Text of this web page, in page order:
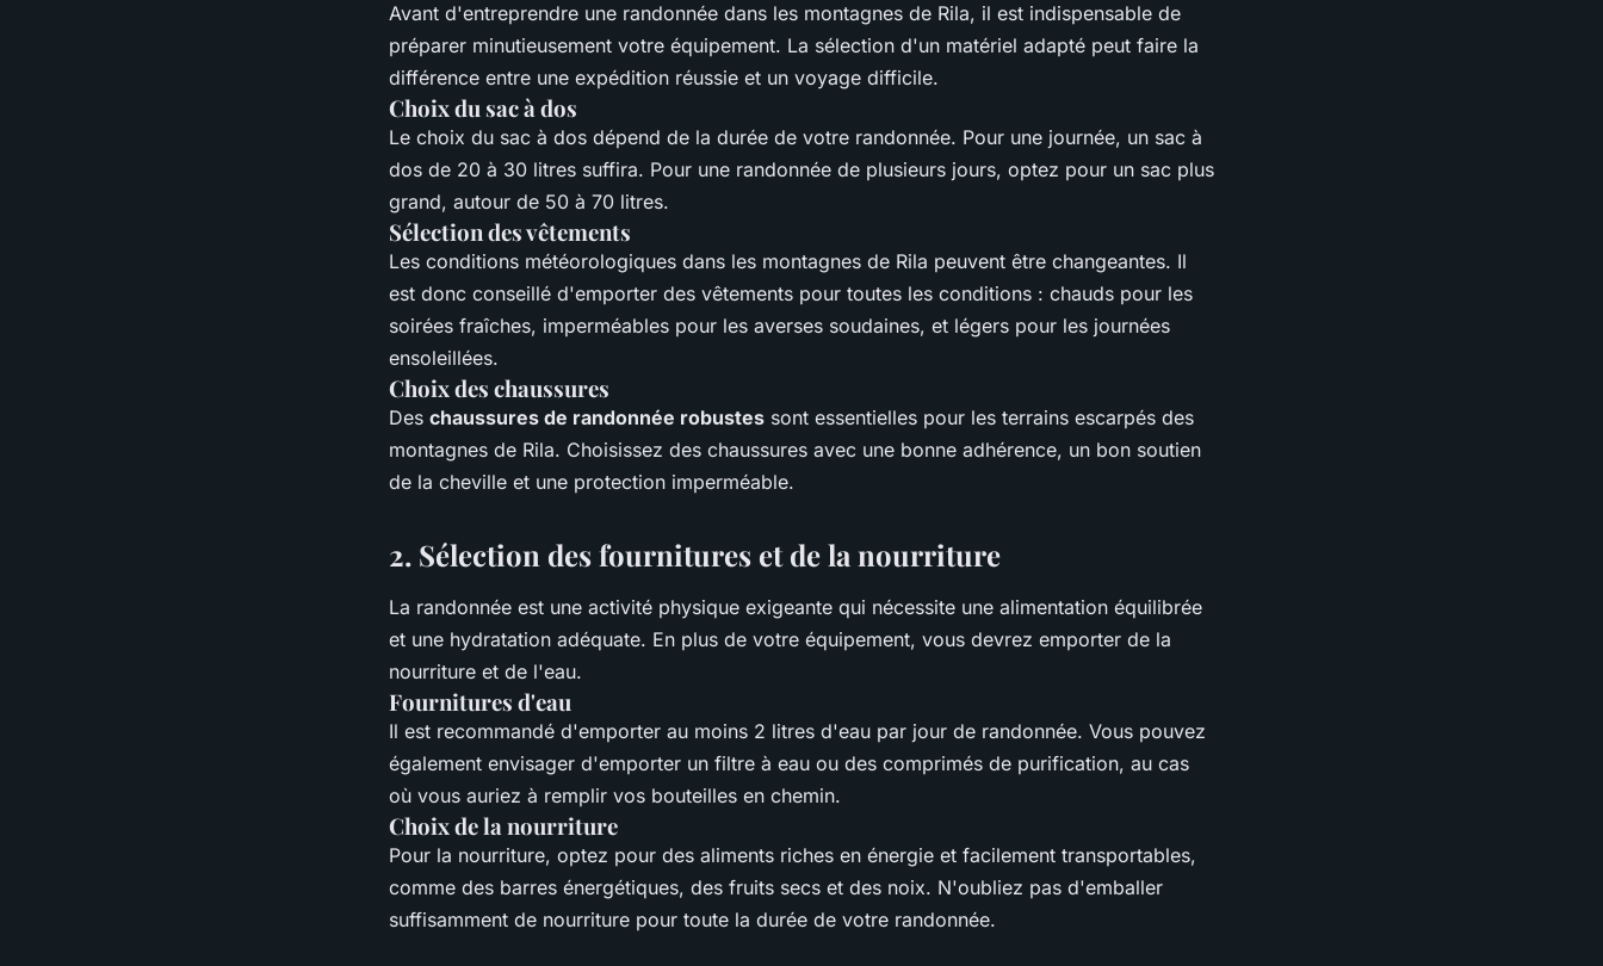
Avant d'entreprendre une randonnée dans les montagnes de Rila, il est indispensable de
préparer minutieusement votre équipement. La sélection d'un matériel adapté peut faire la
différence entre une expédition réussie et un voyage difficile.
Choix du sac à dos
Le choix du sac à dos dépend de la durée de votre randonnée. Pour une journée, un sac à
dos de 20 à 30 litres suffira. Pour une randonnée de plusieurs jours, optez pour un sac plus
grand, autour de 50 à 70 litres.
Sélection des vêtements
Les conditions météorologiques dans les montagnes de Rila peuvent être changeantes. Il
est donc conseillé d'emporter des vêtements pour toutes les conditions : chauds pour les
soirées fraîches, imperméables pour les averses soudaines, et légers pour les journées
ensoleillées.
Choix des chaussures
Des chaussures de randonnée robustes sont essentielles pour les terrains escarpés des
montagnes de Rila. Choisissez des chaussures avec une bonne adhérence, un bon soutien
de la cheville et une protection imperméable.
2. Sélection des fournitures et de la nourriture
La randonnée est une activité physique exigeante qui nécessite une alimentation équilibrée
et une hydratation adéquate. En plus de votre équipement, vous devrez emporter de la
nourriture et de l'eau.
Fournitures d'eau
Il est recommandé d'emporter au moins 2 litres d'eau par jour de randonnée. Vous pouvez
également envisager d'emporter un filtre à eau ou des comprimés de purification, au cas
où vous auriez à remplir vos bouteilles en chemin.
Choix de la nourriture
Pour la nourriture, optez pour des aliments riches en énergie et facilement transportables,
comme des barres énergétiques, des fruits secs et des noix. N'oubliez pas d'emballer
suffisamment de nourriture pour toute la durée de votre randonnée.